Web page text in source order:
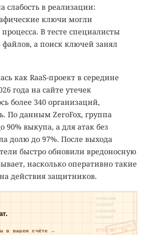
слабость в реализации:
ключи могли
В тесте специалисты
файлов, а поиск ключей занял
как RaaS-проект в середине
года на сайте утечек
более 340 организаций,
По данным ZeroFox, группа
90% выкупа, а для атак без
долю до 97%. После выхода
быстро обновили вредоносную
насколько оперативно такие
действия защитников.
ПИЯВКИ₽₽
КЛИЗМА₽₽
КАПЛИ₽₽
ИТОГО: ТР
ОПЛАЧЕНО
в вашем счёте →